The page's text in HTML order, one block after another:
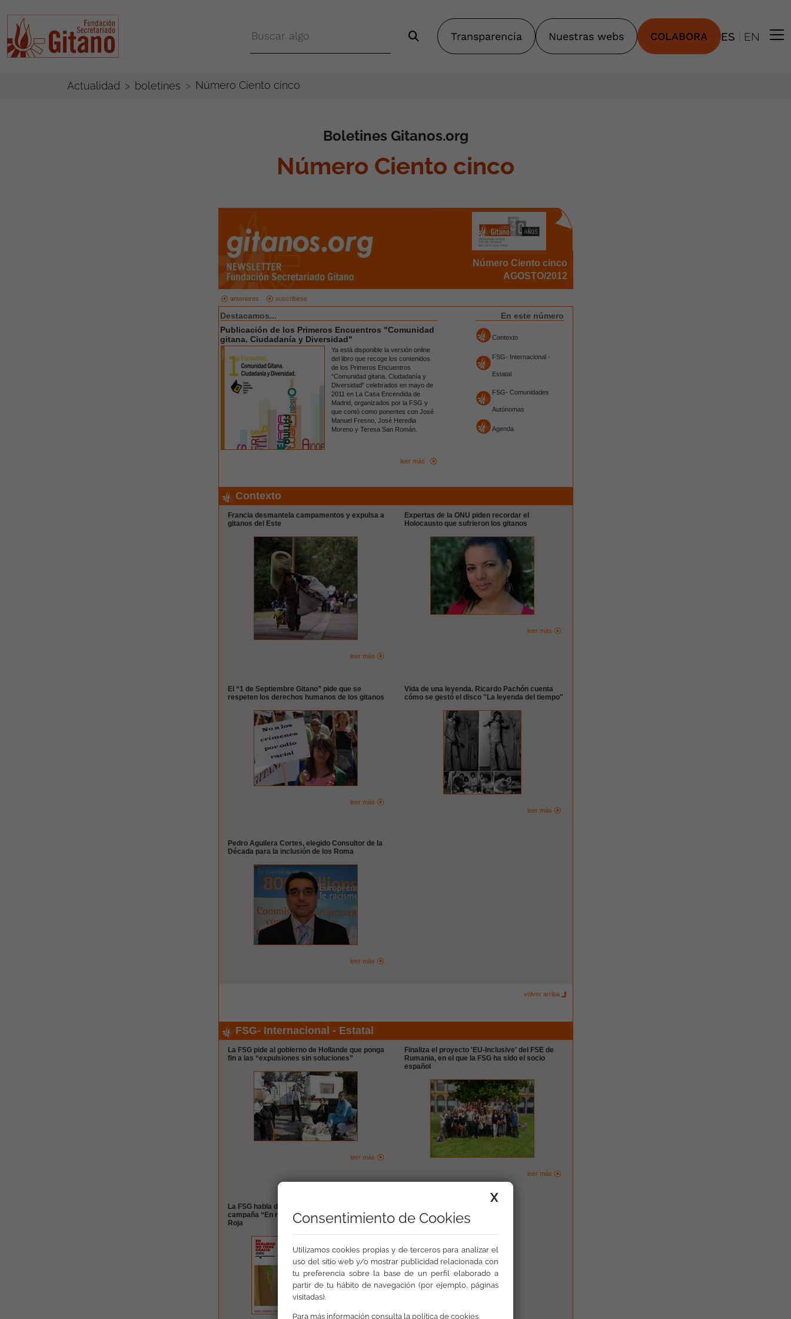
Transparencia Nuestras webs COLABORA ES EN
Actualidad boletines Número Ciento cinco
Boletines Gitanos.org
Número Ciento cinco
Número Ciento cinco
AGOSTO/2012
anteriores suscribirse
Destacamos...
Publicación de los Primeros Encuentros "Comunidad
gitana. Ciudadanía y Diversidad"
Ya está disponible la versión online
del libro que recoge los contenidos
de los Primeros Encuentros
“Comunidad gitana. Ciudadanía y
Diversidad” celebrados en mayo de
2011 en La Casa Encendida de
Madrid, organizados por la FSG y
que contó como ponentes con José
Manuel Fresno, José Heredia
Moreno y Teresa San Román.
leer más
En este número
Contexto
FSG- Internacional -
Estatal
FSG- Comunidades
Autónomas
Agenda
Contexto
Francia desmantela campamentos y expulsa a
gitanos del Este
leer más
Expertas de la ONU piden recordar el
Holocausto que sufrieron los gitanos
leer más
El “1 de Septiembre Gitano” pide que se
respeten los derechos humanos de los gitanos
leer más
Vida de una leyenda. Ricardo Pachón cuenta
cómo se gestó el disco "La leyenda del tiempo"
leer más
Pedro Aguilera Cortes, elegido Consultor de la
Década para la inclusión de los Roma
leer más
volver arriba
FSG- Internacional - Estatal
La FSG pide al gobierno de Hollande que ponga
fin a las “expulsiones sin soluciones”
leer más
Finaliza el proyecto 'EU-Inclusive' del FSE de
Rumania, en el que la FSG ha sido el socio
español
leer más
La FSG habla de discriminación en la web de la
campaña “En realidad no tiene gracia”, de Cruz
Roja
X
Consentimiento de Cookies
Utilizamos cookies propias y de terceros para analizar el
uso del sitio web y/o mostrar publicidad relacionada con
tu preferencia sobre la base de un perfil elaborado a
partir de tu hábito de navegación (por ejemplo, páginas
visitadas).
Para más información consulta la política de cookies.